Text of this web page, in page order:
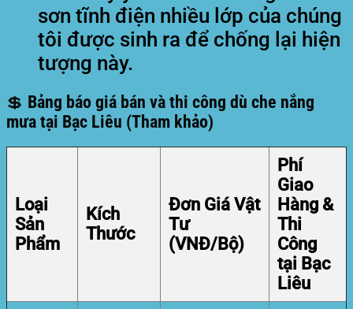
sơn tĩnh điện nhiều lớp của chúng
tôi được sinh ra để chống lại hiện
tượng này.
💲 Bảng báo giá bán và thi công dù che nắng
mưa tại Bạc Liêu (Tham khảo)
Loại
Sản
Phẩm
Kích
Thước
Đơn Giá Vật
Tư
(VNĐ/Bộ)
Phí
Giao
Hàng &
Thi
Công
tại Bạc
Liêu